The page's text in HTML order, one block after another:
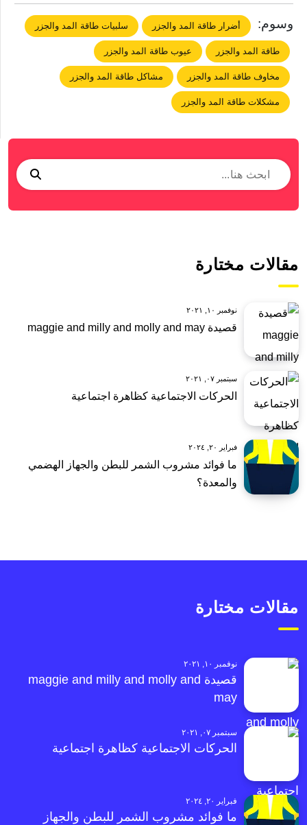
وسوم: أضرار طاقة المد والجزر سلبيات طاقة المد والجزر
طاقة المد والجزر عيوب طاقة المد والجزر
مخاوف طاقة المد والجزر مشاكل طاقة المد والجزر
مشكلات طاقة المد والجزر
مقالات مختارة
نوفمبر ١٠, ٢٠٢١
قصيدة maggie and milly and molly and may
سبتمبر ٠٧, ٢٠٢١
الحركات الاجتماعية كظاهرة اجتماعية
فبراير ٢٠, ٢٠٢٤
ما فوائد مشروب الشمر للبطن والجهاز الهضمي
والمعدة؟
مقالات مختارة
نوفمبر ١٠, ٢٠٢١
قصيدة maggie and milly and molly and
may
سبتمبر ٠٧, ٢٠٢١
الحركات الاجتماعية كظاهرة اجتماعية
فبراير ٢٠, ٢٠٢٤
ما فوائد مشروب الشمر للبطن والجهاز